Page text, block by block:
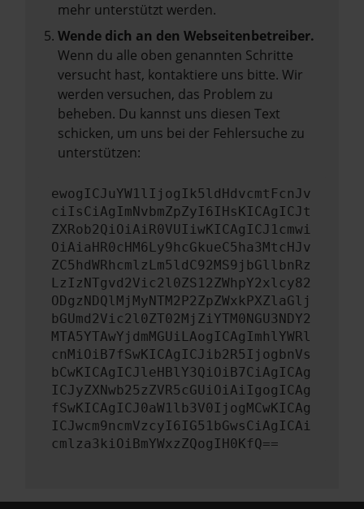
mehr unterstützt werden.
Wende dich an den Webseitenbetreiber.
Wenn du alle oben genannten Schritte
versucht hast, kontaktiere uns bitte. Wir
werden versuchen, das Problem zu
beheben. Du kannst uns diesen Text
schicken, um uns bei der Fehlersuche zu
unterstützen:
ewogICJuYW1lIjogIk5ldHdvcmtFcnJv
ciIsCiAgImNvbmZpZyI6IHsKICAgICJt
ZXRob2QiOiAiR0VUIiwKICAgICJ1cmwi
OiAiaHR0cHM6Ly9hcGkueC5ha3MtcHJv
ZC5hdWRhcmlzLm5ldC92MS9jbGllbnRz
LzIzNTgvd2Vic2l0ZS12ZWhpY2xlcy82
ODgzNDQlMjMyNTM2P2ZpZWxkPXZlaGlj
bGUmd2Vic2l0ZT02MjZiYTM0NGU3NDY2
MTA5YTAwYjdmMGUiLAogICAgImhlYWRl
cnMiOiB7fSwKICAgICJib2R5IjogbnVs
bCwKICAgICJleHBlY3QiOiB7CiAgICAg
ICJyZXNwb25zZVR5cGUiOiAiIgogICAg
fSwKICAgICJ0aW1lb3V0IjogMCwKICAg
ICJwcm9ncmVzcyI6IG51bGwsCiAgICAi
cmlza3kiOiBmYWxzZQogIH0KfQ==